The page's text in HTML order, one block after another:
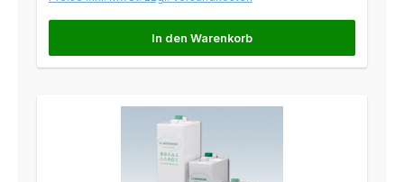
In den Warenkorb